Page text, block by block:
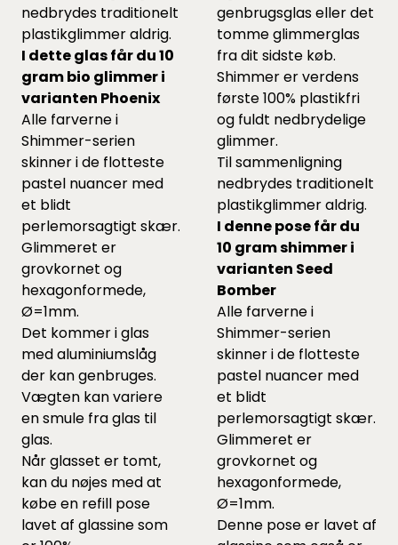
nedbrydes traditionelt
plastikglimmer aldrig.
I dette glas får du 10
gram bio glimmer i
varianten Phoenix
Alle farverne i
Shimmer-serien
skinner i de flotteste
pastel nuancer med
et blidt
perlemorsagtigt skær.
Glimmeret er
grovkornet og
hexagonformede,
Ø=1mm.
Det kommer i glas
med aluminiumslåg
der kan genbruges.
Vægten kan variere
en smule fra glas til
glas.
Når glasset er tomt,
kan du nøjes med at
købe en refill pose
lavet af glassine som
genbrugsglas eller det
tomme glimmerglas
fra dit sidste køb.
Shimmer er verdens
første 100% plastikfri
og fuldt nedbrydelige
glimmer.
Til sammenligning
nedbrydes traditionelt
plastikglimmer aldrig.
I denne pose får du
10 gram shimmer i
varianten Seed
Bomber
Alle farverne i
Shimmer-serien
skinner i de flotteste
pastel nuancer med
et blidt
perlemorsagtigt skær.
Glimmeret er
grovkornet og
hexagonformede,
Ø=1mm.
Denne pose er lavet af